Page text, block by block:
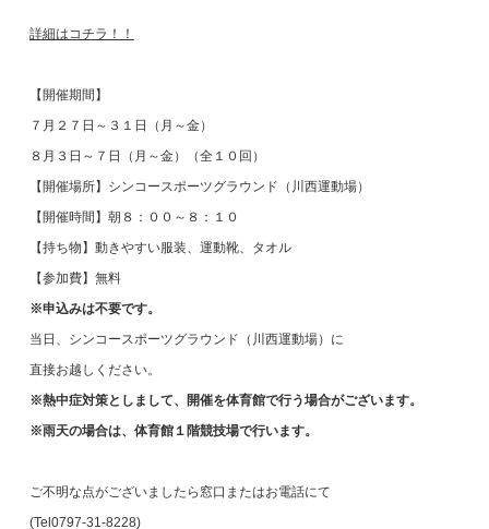
詳細はコチラ！！
【開催期間】
７月２７日～３１日（月～金）
８月３日～７日（月～金）（全１０回）
【開催場所】シンコースポーツグラウンド（川西運動場）
【開催時間】朝８：００～８：１０
【持ち物】動きやすい服装、運動靴、タオル
【参加費】無料
※申込みは不要です。
当日、シンコースポーツグラウンド（川西運動場）に
直接お越しください。
※熱中症対策としまして、開催を体育館で行う場合がございます。
※雨天の場合は、体育館１階競技場で行います。
ご不明な点がございましたら窓口またはお電話にて
(Tel0797-31-8228)